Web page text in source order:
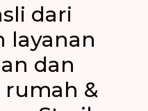
dari
layanan
dan
rumah &